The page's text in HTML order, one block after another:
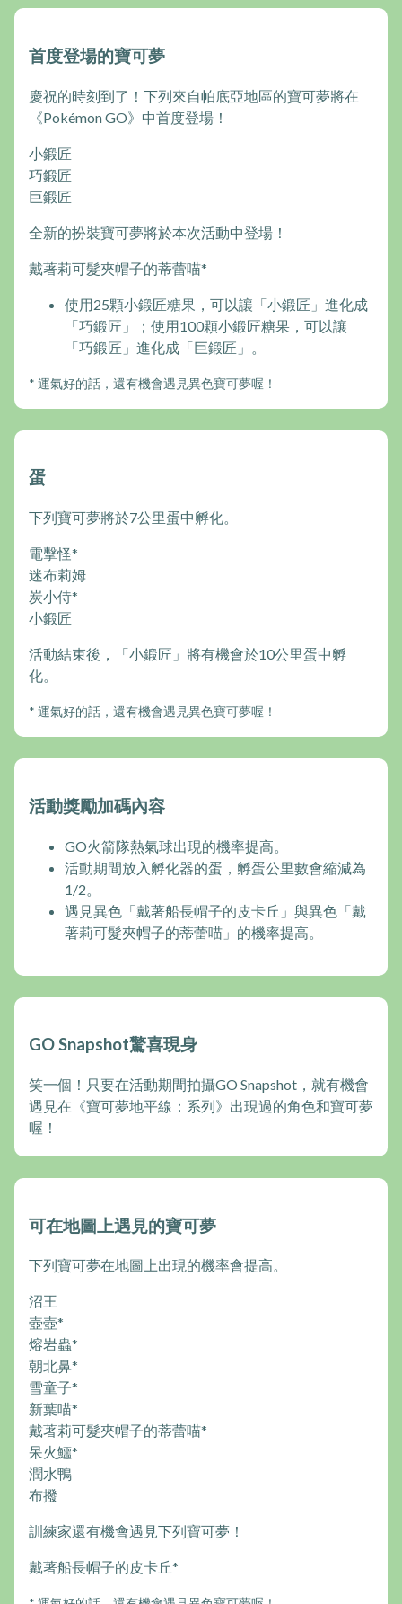
首度登場的寶可夢
慶祝的時刻到了！下列來自帕底亞地區的寶可夢將在
《Pokémon GO》中首度登場！
小鍛匠
巧鍛匠
巨鍛匠
全新的扮裝寶可夢將於本次活動中登場！
戴著莉可髮夾帽子的蒂蕾喵*
使用25顆小鍛匠糖果，可以讓「小鍛匠」進化成
「巧鍛匠」；使用100顆小鍛匠糖果，可以讓
「巧鍛匠」進化成「巨鍛匠」。
* 運氣好的話，還有機會遇見異色寶可夢喔！
蛋
下列寶可夢將於7公里蛋中孵化。
電擊怪*
迷布莉姆
炭小侍*
小鍛匠
活動結束後，「小鍛匠」將有機會於10公里蛋中孵
化。
* 運氣好的話，還有機會遇見異色寶可夢喔！
活動獎勵加碼內容
GO火箭隊熱氣球出現的機率提高。
活動期間放入孵化器的蛋，孵蛋公里數會縮減為
1/2。
遇見異色「戴著船長帽子的皮卡丘」與異色「戴
著莉可髮夾帽子的蒂蕾喵」的機率提高。
GO Snapshot驚喜現身
笑一個！只要在活動期間拍攝GO Snapshot，就有機會
遇見在《寶可夢地平線：系列》出現過的角色和寶可夢
喔！
可在地圖上遇見的寶可夢
下列寶可夢在地圖上出現的機率會提高。
沼王
壺壺*
熔岩蟲*
朝北鼻*
雪童子*
新葉喵*
戴著莉可髮夾帽子的蒂蕾喵*
呆火鱷*
潤水鴨
布撥
訓練家還有機會遇見下列寶可夢！
戴著船長帽子的皮卡丘*